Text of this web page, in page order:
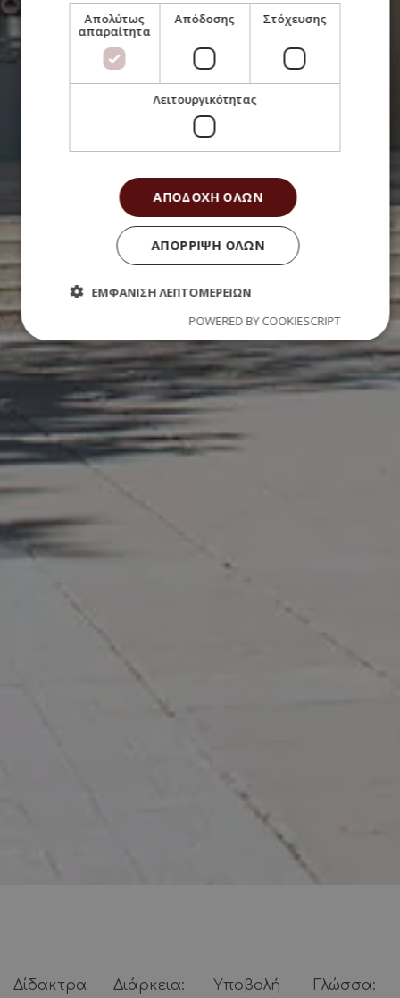
Δίδακτρα
Διάρκεια:
Υποβολή
Γλώσσα:
Απολύτως
απαραίτητα
Απόδοσης Στόχευσης
Λειτουργικότητας
ΑΠΟΔΟΧΉ ΌΛΩΝ
ΑΠΌΡΡΙΨΗ ΌΛΩΝ
ΕΜΦΆΝΙΣΗ ΛΕΠΤΟΜΕΡΕΙΏΝ
POWERED BY COOKIESCRIPT